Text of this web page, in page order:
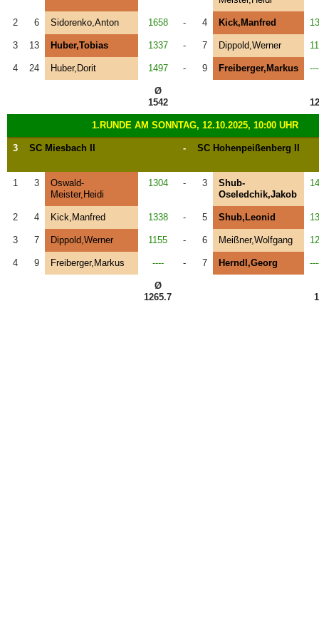
2 6 Sidorenko,Anton 1658 - 4 Kick,Manfred
3 13 Huber,Tobias 1337 - 7 Dippold,Werner
4 24 Huber,Dorit 1497 - 9 Freiberger,Markus
Ø
1542
1.RUNDE AM SONNTAG, 12.10.2025, 10:00 UHR
3 SC Miesbach II - SC Hohenpeißenberg II
1 3
Oswald-
Meister,Heidi
1304 - 3
Shub-
Oseledchik,Jakob
2 4 Kick,Manfred 1338 - 5 Shub,Leonid
3 7 Dippold,Werner 1155 - 6 Meißner,Wolfgang
4 9 Freiberger,Markus ---- - 7 Herndl,Georg
Ø
1265.7